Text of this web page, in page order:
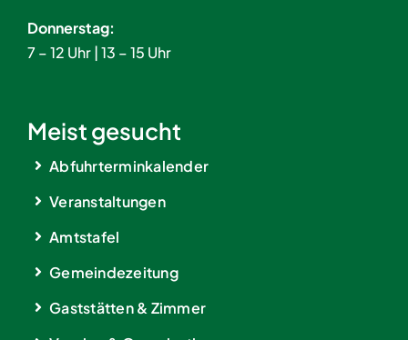
Donnerstag:
7 – 12 Uhr | 13 – 15 Uhr
Meist gesucht
Abfuhrterminkalender
Veranstaltungen
Amtstafel
Gemeindezeitung
Gaststätten & Zimmer